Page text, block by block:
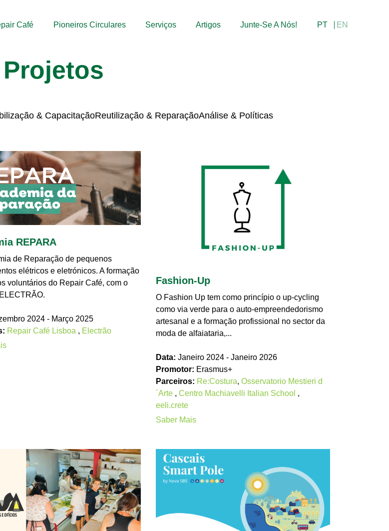
Café Pioneiros Circulares Serviços Artigos Junte-Se A Nós! PT EN
Projetos
& CapacitaçãoReutilização & ReparaçãoAnálise & Políticas
REPARA
de Reparação de pequenos
elétricos e eletrónicos. A formação
voluntários do Repair Café, com o
2024 - Março 2025
Repair Café Lisboa , Electrão
Fashion-Up
O Fashion Up tem como princípio o up-cycling
como via verde para o auto-empreendedorismo
artesanal e a formação profissional no sector da
moda de alfaiataria,...
Data: Janeiro 2024 - Janeiro 2026
Promotor: Erasmus+
Parceiros: Re:Costura, Osservatorio Mestieri d
´Arte , Centro Machiavelli Italian School ,
eeli.crete
Saber Mais